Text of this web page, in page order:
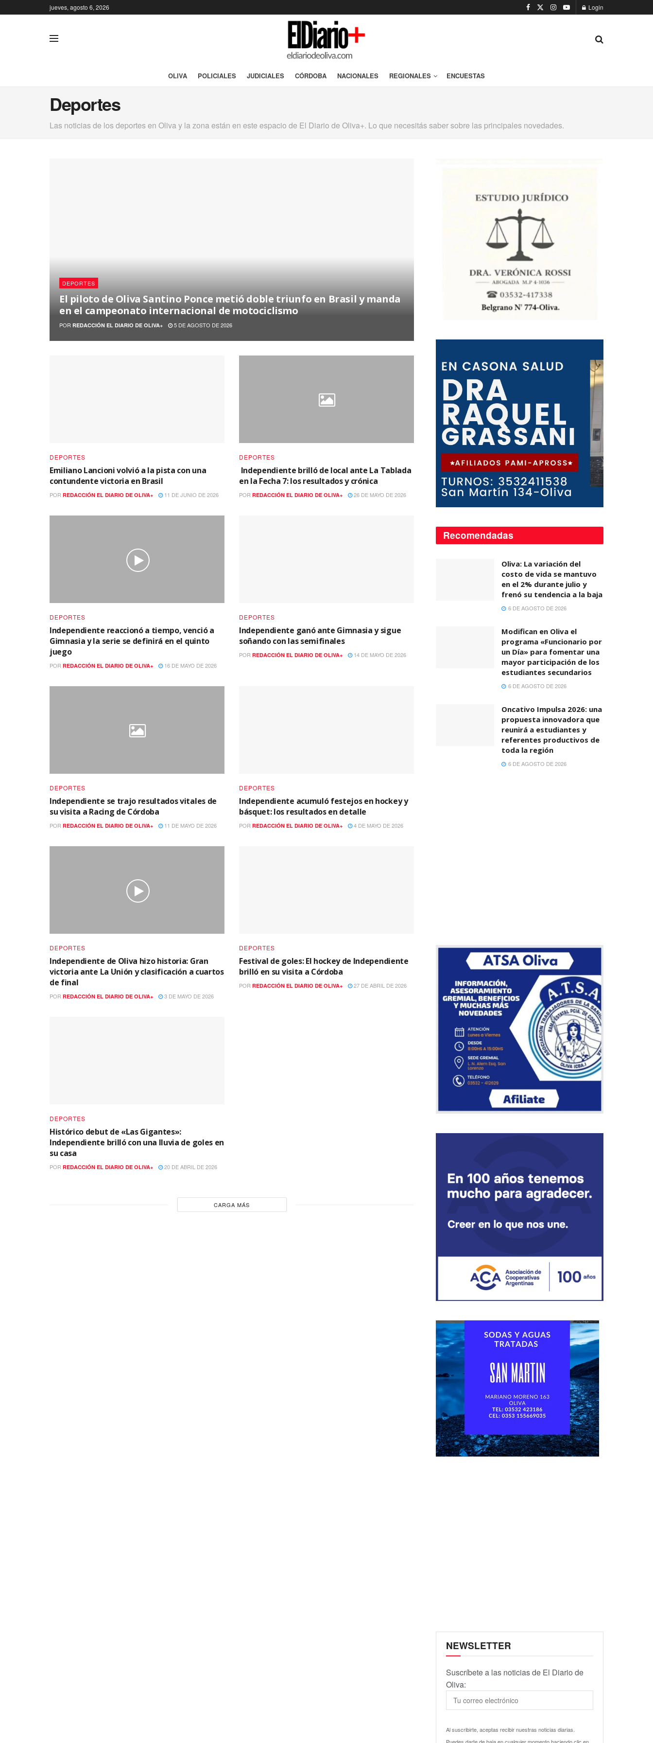
jueves, agosto 6, 2026 Login
OLIVA POLICIALES JUDICIALES CÓRDOBA NACIONALES REGIONALES ENCUESTAS
Deportes
Las noticias de los deportes en Oliva y la zona están en este espacio de El Diario de Oliva+. Lo que necesitás saber sobre las principales novedades.
DEPORTES
El piloto de Oliva Santino Ponce metió doble triunfo en Brasil y manda
en el campeonato internacional de motociclismo
POR REDACCIÓN EL DIARIO DE OLIVA+ 5 DE AGOSTO DE 2026
DEPORTES
Emiliano Lancioni volvió a la pista con una
contundente victoria en Brasil
POR REDACCIÓN EL DIARIO DE OLIVA+ 11 DE JUNIO DE 2026
DEPORTES
Independiente brilló de local ante La Tablada
en la Fecha 7: los resultados y crónica
POR REDACCIÓN EL DIARIO DE OLIVA+ 26 DE MAYO DE 2026
DEPORTES
Independiente reaccionó a tiempo, venció a
Gimnasia y la serie se definirá en el quinto
juego
POR REDACCIÓN EL DIARIO DE OLIVA+ 16 DE MAYO DE 2026
DEPORTES
Independiente ganó ante Gimnasia y sigue
soñando con las semifinales
POR REDACCIÓN EL DIARIO DE OLIVA+ 14 DE MAYO DE 2026
DEPORTES
Independiente se trajo resultados vitales de
su visita a Racing de Córdoba
POR REDACCIÓN EL DIARIO DE OLIVA+ 11 DE MAYO DE 2026
DEPORTES
Independiente acumuló festejos en hockey y
básquet: los resultados en detalle
POR REDACCIÓN EL DIARIO DE OLIVA+ 4 DE MAYO DE 2026
DEPORTES
Independiente de Oliva hizo historia: Gran
victoria ante La Unión y clasificación a cuartos
de final
POR REDACCIÓN EL DIARIO DE OLIVA+ 3 DE MAYO DE 2026
DEPORTES
Festival de goles: El hockey de Independiente
brilló en su visita a Córdoba
POR REDACCIÓN EL DIARIO DE OLIVA+ 27 DE ABRIL DE 2026
DEPORTES
Histórico debut de «Las Gigantes»:
Independiente brilló con una lluvia de goles en
su casa
POR REDACCIÓN EL DIARIO DE OLIVA+ 20 DE ABRIL DE 2026
CARGA MÁS
Recomendadas
Oliva: La variación del
costo de vida se mantuvo
en el 2% durante julio y
frenó su tendencia a la baja
6 DE AGOSTO DE 2026
Modifican en Oliva el
programa «Funcionario por
un Día» para fomentar una
mayor participación de los
estudiantes secundarios
6 DE AGOSTO DE 2026
Oncativo Impulsa 2026: una
propuesta innovadora que
reunirá a estudiantes y
referentes productivos de
toda la región
6 DE AGOSTO DE 2026
NEWSLETTER
Suscríbete a las noticias de El Diario de
Oliva:
Al suscribirte, aceptas recibir nuestras noticias diarias.
Puedes darte de baja en cualquier momento haciendo clic en